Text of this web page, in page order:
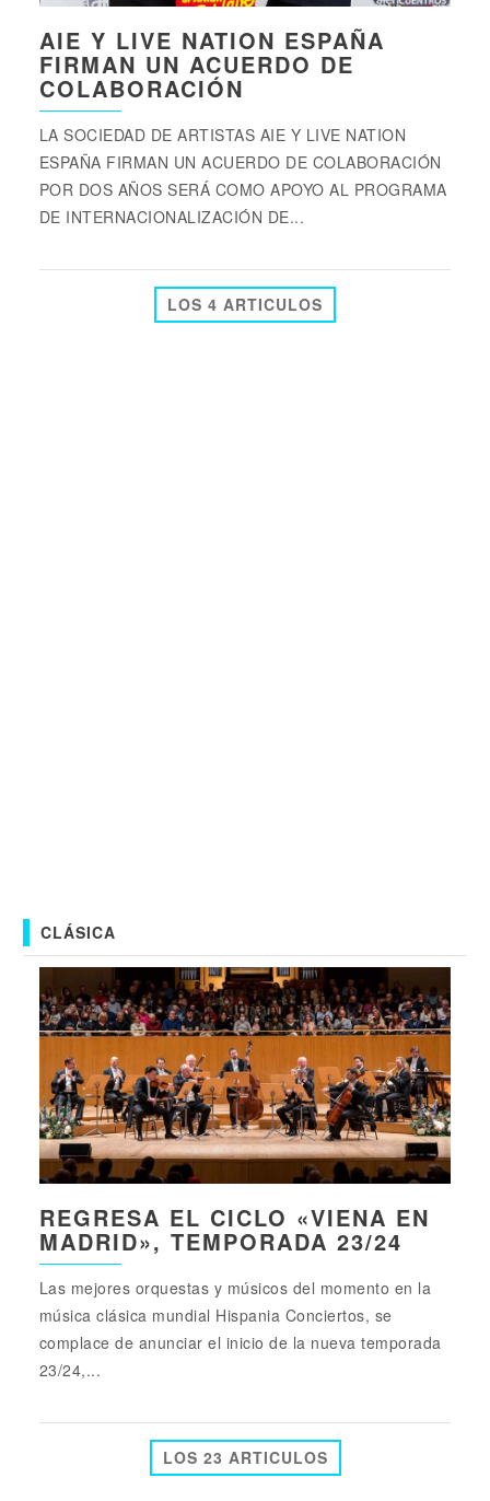
AIE Y LIVE NATION ESPAÑA
FIRMAN UN ACUERDO DE
COLABORACIÓN
LA SOCIEDAD DE ARTISTAS AIE Y LIVE NATION
ESPAÑA FIRMAN UN ACUERDO DE COLABORACIÓN
POR DOS AÑOS SERÁ COMO APOYO AL PROGRAMA
DE INTERNACIONALIZACIÓN DE...
LOS 4 ARTICULOS
CLÁSICA
REGRESA EL CICLO «VIENA EN
MADRID», TEMPORADA 23/24
Las mejores orquestas y músicos del momento en la
música clásica mundial Hispania Conciertos, se
complace de anunciar el inicio de la nueva temporada
23/24,...
LOS 23 ARTICULOS